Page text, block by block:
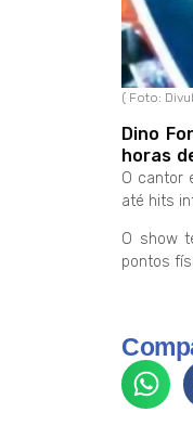
( Foto:
Dino
horas
O cantor
até hits
O show
pontos